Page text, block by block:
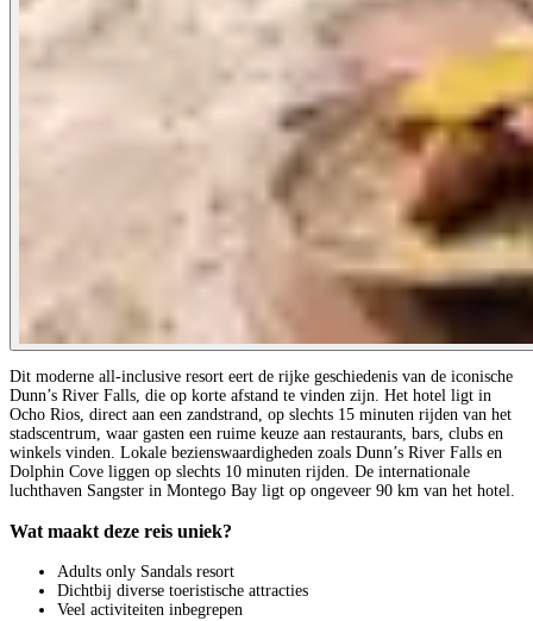
Dit moderne all-inclusive resort eert de rijke geschiedenis van de iconische
Dunn’s River Falls, die op korte afstand te vinden zijn. Het hotel ligt in
Ocho Rios, direct aan een zandstrand, op slechts 15 minuten rijden van het
stadscentrum, waar gasten een ruime keuze aan restaurants, bars, clubs en
winkels vinden. Lokale bezienswaardigheden zoals Dunn’s River Falls en
Dolphin Cove liggen op slechts 10 minuten rijden. De internationale
luchthaven Sangster in Montego Bay ligt op ongeveer 90 km van het hotel.
Wat maakt deze reis uniek?
Adults only Sandals resort
Dichtbij diverse toeristische attracties
Veel activiteiten inbegrepen